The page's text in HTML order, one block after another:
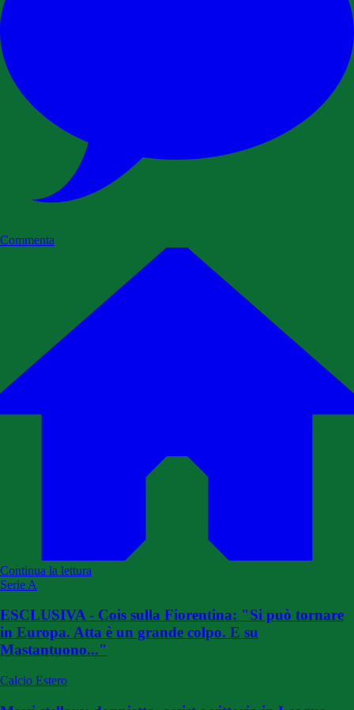
Commenta
Continua la lettura
Serie A
ESCLUSIVA - Cois sulla Fiorentina: "Si può tornare
in Europa. Atta è un grande colpo. E su
Mastantuono..."
Calcio Estero